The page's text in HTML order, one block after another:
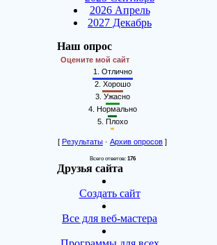
2026 Апрель
2027 Декабрь
Наш опрос
Оцените мой сайт
1. Отлично
2. Хорошо
3. Ужасно
4. Нормально
5. Плохо
[ Результаты · Архив опросов ]
Всего ответов: 176
Друзья сайта
Создать сайт
Все для веб-мастера